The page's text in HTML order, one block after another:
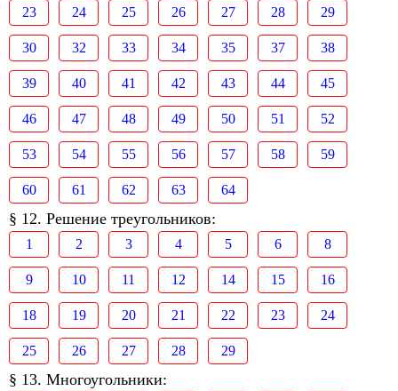
23 24 25 26 27 28 29
30 32 33 34 35 37 38
39 40 41 42 43 44 45
46 47 48 49 50 51 52
53 54 55 56 57 58 59
60 61 62 63 64
§ 12. Решение треугольников:
1 2 3 4 5 6 8
9 10 11 12 14 15 16
18 19 20 21 22 23 24
25 26 27 28 29
§ 13. Многоугольники: